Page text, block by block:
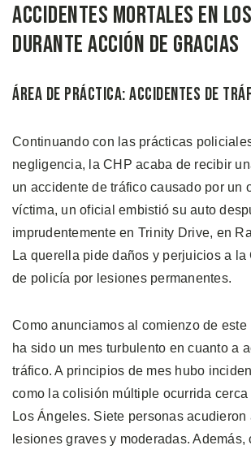
Accidentes Mortales en
Durante Acción de Gracias
Área de Práctica: Accidentes de
Continuando con las prácticas
negligencia, la CHP acaba de recibir
un accidente de tráfico causado por un
víctima, un oficial embistió su auto
imprudentemente en Trinity Drive, en
La querella pide daños y perjuicios a la
de policía por lesiones permanentes.
Como anunciamos al comienzo de
ha sido un mes turbulento en cuanto a
tráfico. A principios de mes hubo
como la colisión múltiple ocurrida
Los Ángeles. Siete personas acudieron
lesiones graves y moderadas. Además,